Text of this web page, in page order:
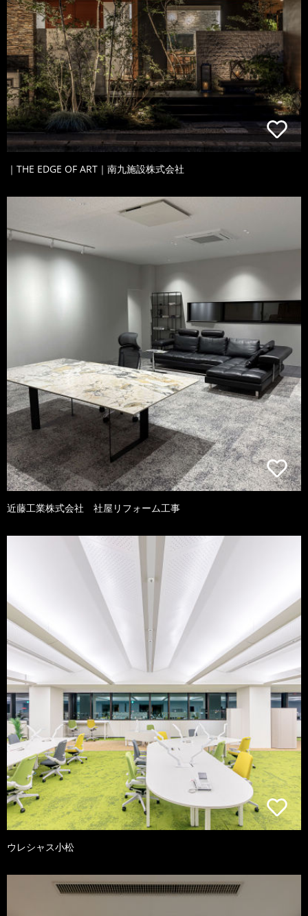
｜THE EDGE OF ART｜南九施設株式会社
近藤工業株式会社 社屋リフォーム工事
ウレシャス小松